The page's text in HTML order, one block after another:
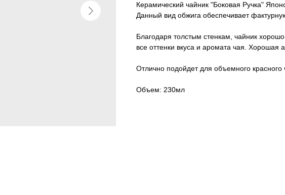
Керамический чайник "Боковая Ручка"
Данный вид обжига обеспечивает
Благодаря толстым стенкам, чайник
все оттенки вкуса и аромата чая. Хорошая
Отлично подойдет для объемного красного
Объем: 230мл